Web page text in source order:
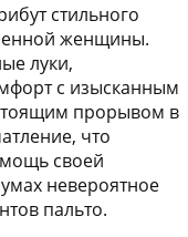
стильного
женщины.
луки,
с изысканным
прорывом в
что
своей
невероятное
пальто.